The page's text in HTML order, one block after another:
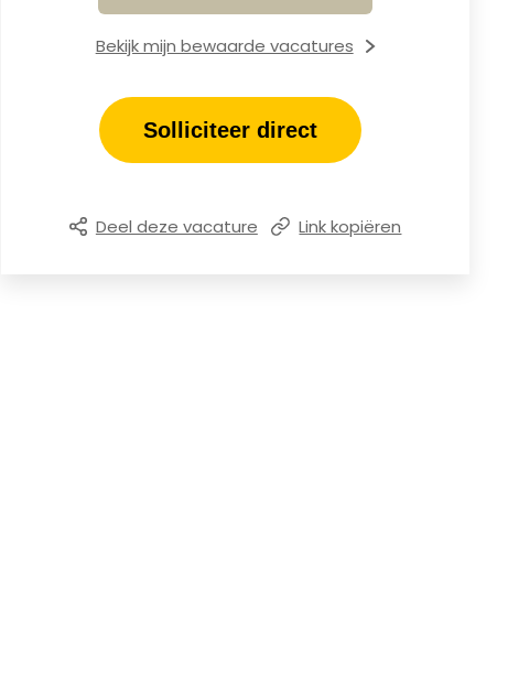
Bekijk mijn bewaarde vacatures
Solliciteer direct
Deel deze vacature Link kopiëren